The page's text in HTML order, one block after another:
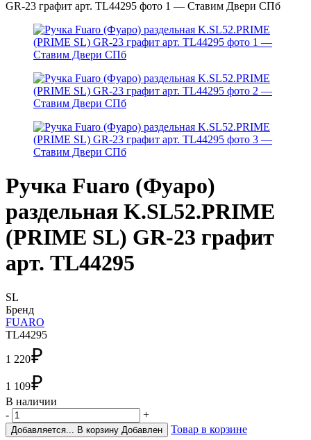
Ручка Fuaro (Фуаро)
раздельная K.SL52.PRIME
(PRIME SL) GR-23 графит
арт. TL44295
SL
Бренд
FUARO
TL44295
1 220₽
1 109₽
В наличии
-
+
Добавляется... В корзину Добавлен Товар в корзине